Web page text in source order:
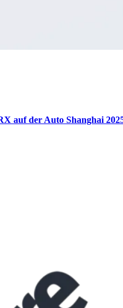
auf der Auto Shanghai